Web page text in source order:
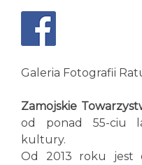
Galeria Fotografii
Zamojskie
od ponad 55-ciu
kultury.
Od 2013 roku jest